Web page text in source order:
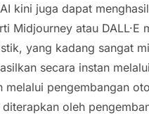
kini juga dapat
Midjourney atau
yang kadang sangat
secara instan melalui
melalui pengembangan
oleh